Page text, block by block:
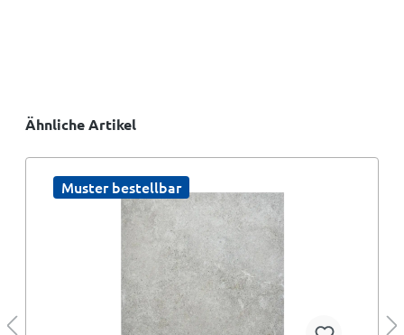
Ähnliche Artikel
Muster bestellbar